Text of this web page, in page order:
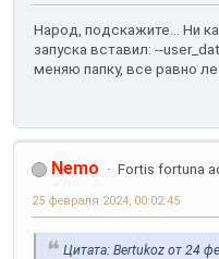
Народ, подскажите... Ни
запуска вставил: --
меняю папку, все равно
Nemo Fortis fortuna
25 февраля 2024, 00:02:45
Цитата: Bertukoz от 24